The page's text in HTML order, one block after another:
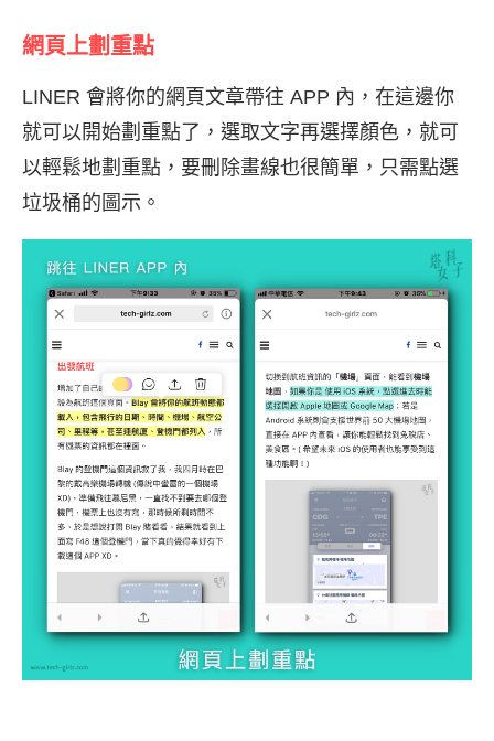
網頁上劃重點
LINER 會將你的網頁文章帶往 APP 內，在這邊你
就可以開始劃重點了，選取文字再選擇顏色，就可
以輕鬆地劃重點，要刪除畫線也很簡單，只需點選
垃圾桶的圖示。